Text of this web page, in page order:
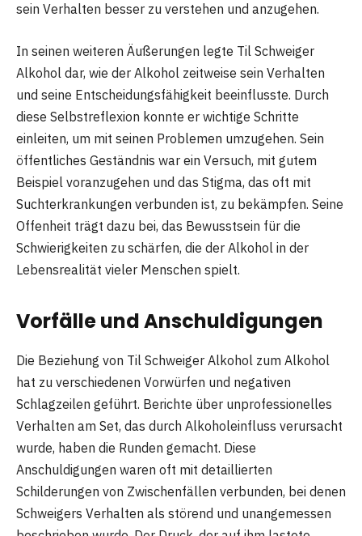
sein Verhalten besser zu verstehen und anzugehen.
In seinen weiteren Äußerungen legte Til Schweiger
Alkohol dar, wie der Alkohol zeitweise sein Verhalten
und seine Entscheidungsfähigkeit beeinflusste. Durch
diese Selbstreflexion konnte er wichtige Schritte
einleiten, um mit seinen Problemen umzugehen. Sein
öffentliches Geständnis war ein Versuch, mit gutem
Beispiel voranzugehen und das Stigma, das oft mit
Suchterkrankungen verbunden ist, zu bekämpfen. Seine
Offenheit trägt dazu bei, das Bewusstsein für die
Schwierigkeiten zu schärfen, die der Alkohol in der
Lebensrealität vieler Menschen spielt.
Vorfälle und Anschuldigungen
Die Beziehung von Til Schweiger Alkohol zum Alkohol
hat zu verschiedenen Vorwürfen und negativen
Schlagzeilen geführt. Berichte über unprofessionelles
Verhalten am Set, das durch Alkoholeinfluss verursacht
wurde, haben die Runden gemacht. Diese
Anschuldigungen waren oft mit detaillierten
Schilderungen von Zwischenfällen verbunden, bei denen
Schweigers Verhalten als störend und unangemessen